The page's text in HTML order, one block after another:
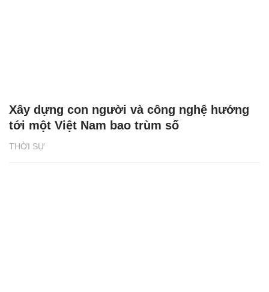
THỜI SỰ
Xây dựng con người và công nghệ hướng
tới một Việt Nam bao trùm số